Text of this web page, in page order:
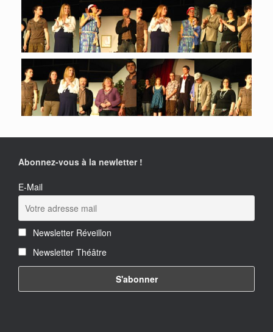
Abonnez-vous à la newletter !
E-Mail
Newsletter Réveillon
Newsletter Théâtre